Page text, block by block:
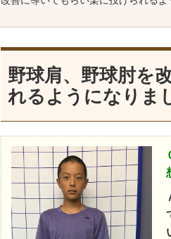
野球肩、野球肘を
れるようになりま